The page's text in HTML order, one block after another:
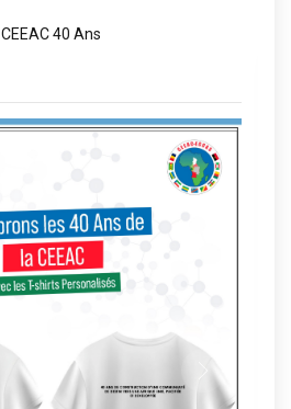
CEEAC 40 Ans